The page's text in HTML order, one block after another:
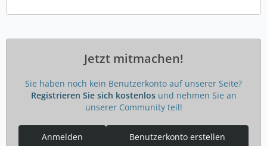
Jetzt mitmachen!
Sie haben noch kein Benutzerkonto auf unserer Seite?
Registrieren Sie sich kostenlosund nehmen Sie an
unserer Community teil!
Benutzerkonto erstellen
Anmelden